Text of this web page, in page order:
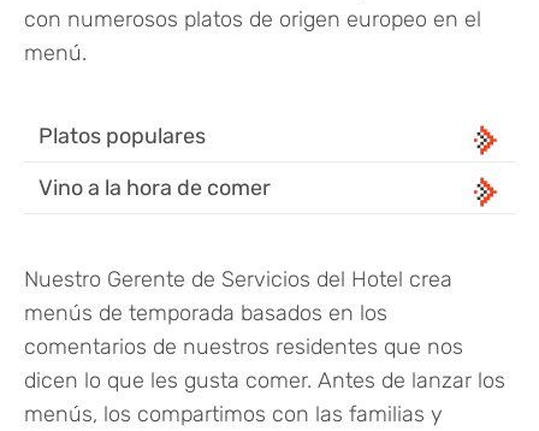
con numerosos platos de origen europeo en el
menú.
Platos populares
Vino a la hora de comer
Nuestro Gerente de Servicios del Hotel crea
menús de temporada basados en los
comentarios de nuestros residentes que nos
dicen lo que les gusta comer. Antes de lanzar los
menús, los compartimos con las familias y